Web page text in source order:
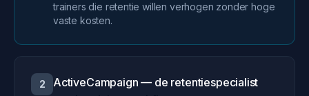
trainers die retentie willen verhogen zonder hoge
vaste kosten.
2
ActiveCampaign — de retentiespecialist